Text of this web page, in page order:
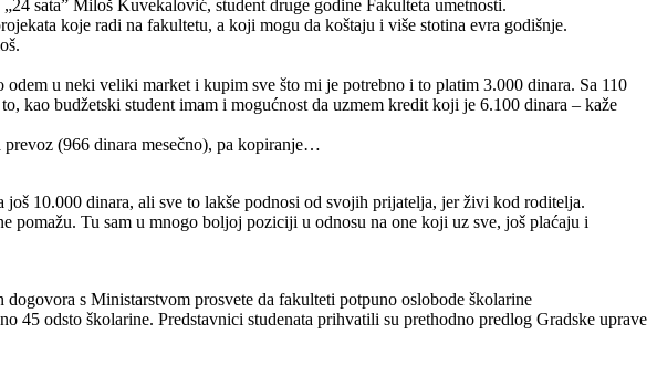
sata” Miloš Kuvekalović, student druge godine Fakulteta umetnosti.
koje radi na fakultetu, a koji mogu da koštaju i više stotina evra godišnje.
u neki veliki market i kupim sve što mi je potrebno i to platim 3.000 dinara. Sa 110
kao budžetski student imam i mogućnost da uzmem kredit koji je 6.100 dinara – kaže
(966 dinara mesečno), pa kopiranje…
10.000 dinara, ali sve to lakše podnosi od svojih prijatelja, jer živi kod roditelja.
pomažu. Tu sam u mnogo boljoj poziciji u odnosu na one koji uz sve, još plaćaju i
s Ministarstvom prosvete da fakulteti potpuno oslobode školarine
45 odsto školarine. Predstavnici studenata prihvatili su prethodno predlog Gradske uprave